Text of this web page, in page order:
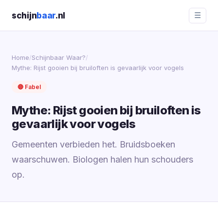
schijnbaar.nl ☰
Home/Schijnbaar Waar?/
Mythe: Rijst gooien bij bruiloften is gevaarlijk voor vogels
🔴 Fabel
Mythe: Rijst gooien bij bruiloften is
gevaarlijk voor vogels
Gemeenten verbieden het. Bruidsboeken
waarschuwen. Biologen halen hun schouders
op.